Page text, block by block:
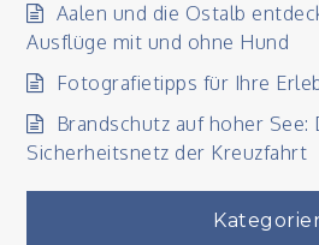
Aalen und die Ostalb
Ausflüge mit und ohne Hund
Fotografietipps für Ihre
Brandschutz auf hoher See:
Sicherheitsnetz der Kreuzfahrt